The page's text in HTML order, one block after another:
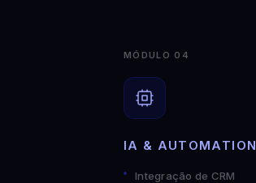
MÓDULO 04
IA & AUTOMATION
Integração de CRM